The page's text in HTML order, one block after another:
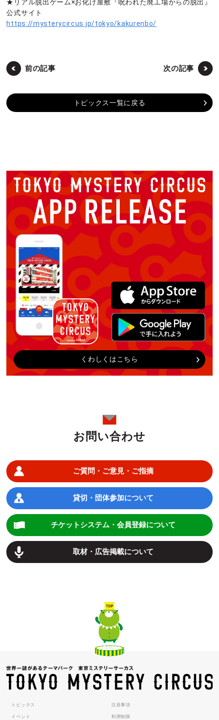
★リアル脱出ゲーム×お化け屋敷『呪われた廃工場からの脱出』
公式サイト
https://mysterycircus.jp/tokyo/kakurenbo/
前の記事 次の記事
トピックス一覧に戻る
くわしくはこちら
お問い合わせ
ご質問・ご意見・ご指摘
貸切・団体参加について
チケットシステム・会員登録について
取材・広告掲載について
トピックス
イベント
注意事項
利用制限